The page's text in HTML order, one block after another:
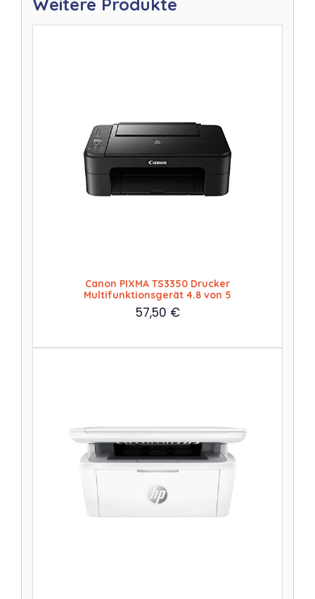
Weitere Produkte
Canon PIXMA TS3350 Drucker
Multifunktionsgerät 4.8 von 5
57,50 €